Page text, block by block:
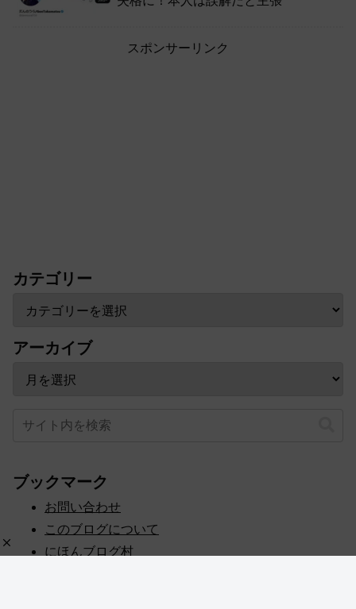
スポンサーリンク
カテゴリー
アーカイブ
ブックマーク
お問い合わせ
このブログについて
にほんブログ村